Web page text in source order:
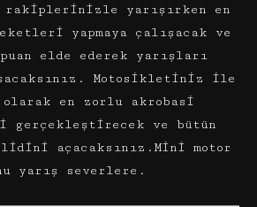
rakiplerinizle yarışırken en
yapmaya çalışacak ve
elde ederek yarışları
Motosikletiniz ile
en zorlu akrobasi
gerçekleştirecek ve bütün
açacaksınız.Mini motor
yarış severlere.